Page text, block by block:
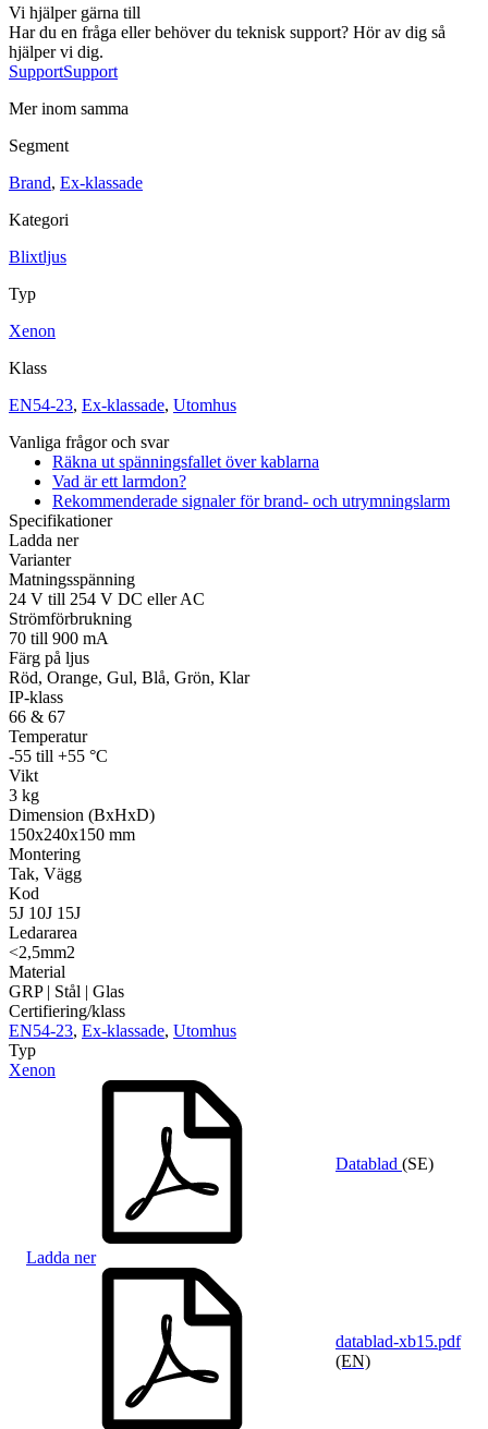
SirenerKombinerade enheter
Blixtljus
Blixtljus
Detektorer
Tillbehör
Övrigt
TillbehörLED-indikatorer
LarmkommunikationStrömförsörjning
Vi hjälper gärna till
Har du en fråga eller behöver du teknisk support? Hör av dig så
hjälper vi dig.
SupportSupport
Mer inom samma
Segment
Brand, Ex-klassade
Kategori
Blixtljus
Typ
Xenon
Klass
EN54-23, Ex-klassade, Utomhus
Vanliga frågor och svar
Räkna ut spänningsfallet över kablarna
Vad är ett larmdon?
Rekommenderade signaler för brand- och utrymningslarm
Specifikationer
Ladda ner
Varianter
Matningsspänning
24 V till 254 V DC eller AC
Strömförbrukning
70 till 900 mA
Färg på ljus
Röd, Orange, Gul, Blå, Grön, Klar
IP-klass
66 & 67
Temperatur
-55 till +55 °C
Vikt
3 kg
Dimension (BxHxD)
150x240x150 mm
Montering
Tak, Vägg
Kod
5J 10J 15J
Ledararea
<2,5mm2
Material
GRP | Stål | Glas
Certifiering/klass
EN54-23, Ex-klassade, Utomhus
Typ
Xenon
Datablad (SE)
Ladda ner
datablad-xb15.pdf
(EN)